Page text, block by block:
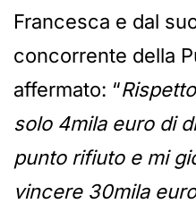
Francesca e dal
concorrente della
affermato: “
solo 4mila euro di
punto rifiuto e mi
vincere 30mila euro